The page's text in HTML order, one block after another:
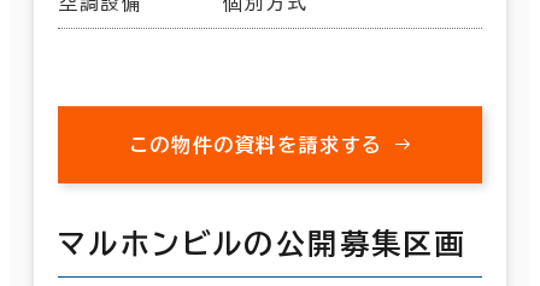
この物件の資料を請求する
マルホンビルの公開募集区画